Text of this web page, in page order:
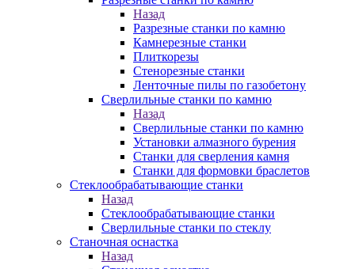
Назад
Разрезные станки по камню
Камнерезные станки
Плиткорезы
Стенорезные станки
Ленточные пилы по газобетону
Сверлильные станки по камню
Назад
Сверлильные станки по камню
Установки алмазного бурения
Станки для сверления камня
Станки для формовки браслетов
Стеклообрабатывающие станки
Назад
Стеклообрабатывающие станки
Сверлильные станки по стеклу
Станочная оснастка
Назад